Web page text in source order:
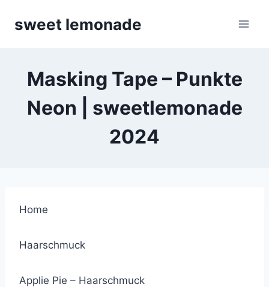
sweet lemonade
Masking Tape – Punkte
Neon | sweetlemonade
2024
Home
Haarschmuck
Applie Pie – Haarschmuck